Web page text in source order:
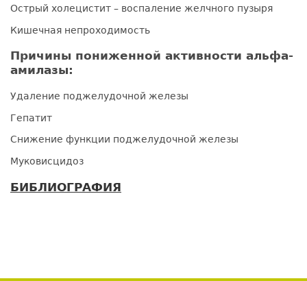
Острый холецистит – воспаление желчного пузыря
Кишечная непроходимость
Причины пониженной активности альфа-
амилазы:
Удаление поджелудочной железы
Гепатит
Снижение функции поджелудочной железы
Муковисцидоз
БИБЛИОГРАФИЯ